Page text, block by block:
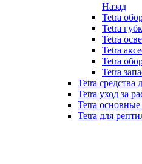
Назад
Tetra
Tetra
Tetra
Tetra
Tetra
Tetra
Tetra средства
Tetra уход за
Tetra основные
Tetra для